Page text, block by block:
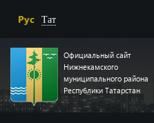
Рус Тат
Официальный сайт
Нижнекамского
муниципального района
Республики Татарстан